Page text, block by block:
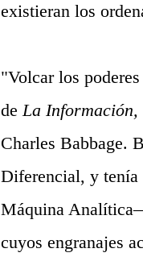
existieran los
"Volcar los
deLa Información,
Charles Babbage.
Diferencial, y tenía
Máquina
cuyos engranajes